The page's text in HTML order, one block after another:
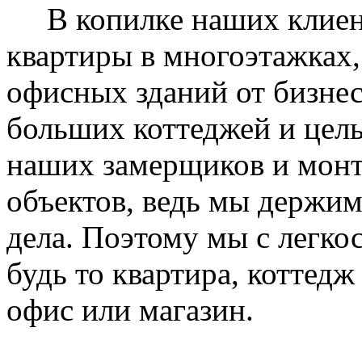
В копилке наших
квартиры в
офисных зданий от
больших коттеджей и
наших замерщиков и
объектов, ведь мы
дела. Поэтому мы с
будь то квартира,
офис или магазин.